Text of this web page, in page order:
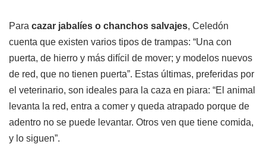
Para cazar jabalíes o chanchos salvajes, Celedón
cuenta que existen varios tipos de trampas: “Una con
puerta, de hierro y más difícil de mover; y modelos nuevos
de red, que no tienen puerta”. Estas últimas, preferidas por
el veterinario, son ideales para la caza en piara: “El animal
levanta la red, entra a comer y queda atrapado porque de
adentro no se puede levantar. Otros ven que tiene comida,
y lo siguen”.